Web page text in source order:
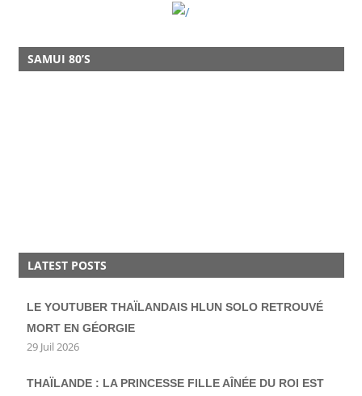
SAMUI 80’S
LATEST POSTS
LE YOUTUBER THAÏLANDAIS HLUN SOLO RETROUVÉ
MORT EN GÉORGIE
29 Juil 2026
THAÏLANDE : LA PRINCESSE FILLE AÎNÉE DU ROI EST